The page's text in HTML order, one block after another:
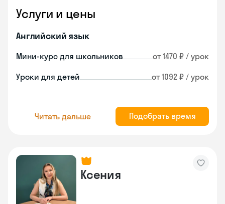
Услуги и цены
Английский язык
Мини-курс для школьников от 1470 ₽ / урок
Уроки для детей от 1092 ₽ / урок
Читать дальше Подобрать время
Ксения